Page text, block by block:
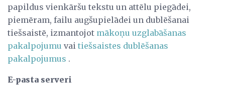
papildus vienkāršu tekstu un attēlu piegādei,
piemēram, failu augšupielādei un dublēšanai
tiešsaistē, izmantojot mākoņu uzglabāšanas
pakalpojumu vai tiešsaistes dublēšanas
pakalpojumus .
E-pasta serveri